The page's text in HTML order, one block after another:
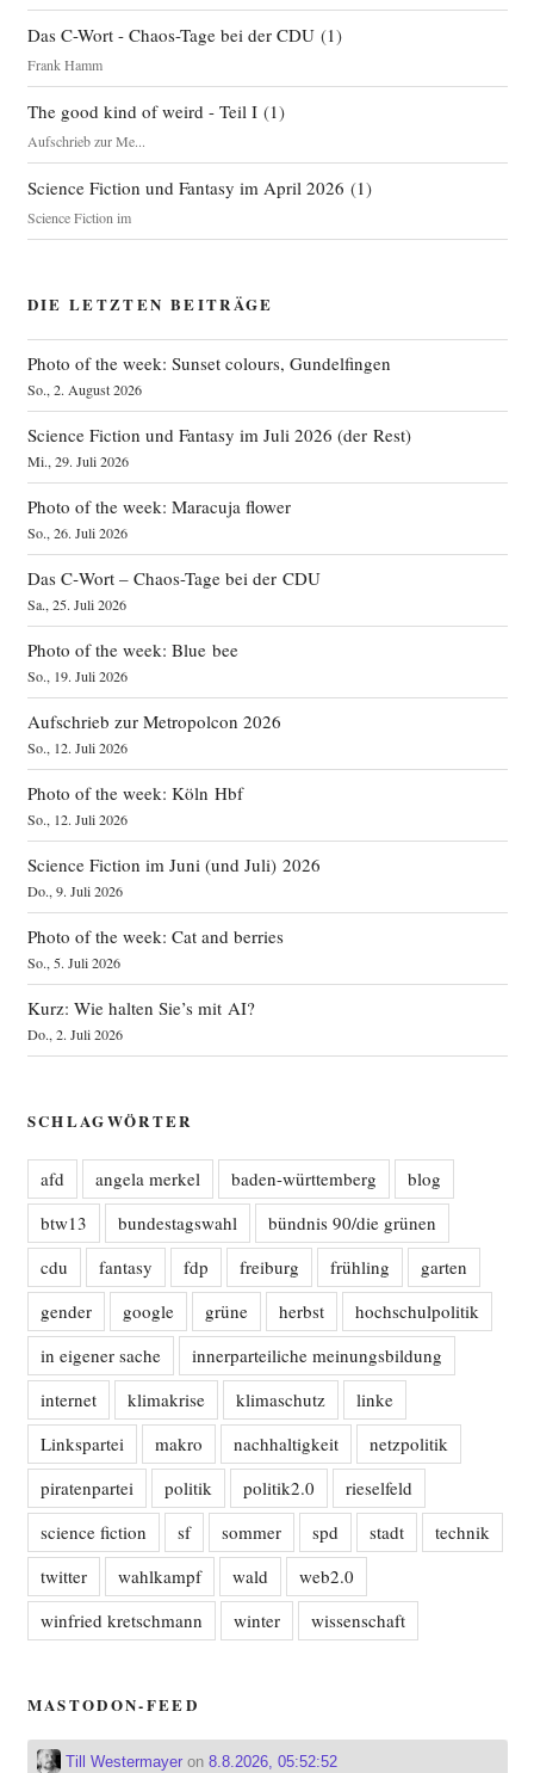
Das C-Wort - Chaos-Tage bei der CDU(1)
Frank Hamm
The good kind of weird - Teil I(1)
Aufschrieb zur Me...
Science Fiction und Fantasy im April 2026 (1)
Science Fiction im
DIE LETZTEN BEITRÄGE
Photo of the week: Sunset colours, Gundelfingen
So., 2. August 2026
Science Fiction und Fantasy im Juli 2026 (der Rest)
Mi., 29. Juli 2026
Photo of the week: Maracuja flower
So., 26. Juli 2026
Das C‑Wort – Chaos-Tage bei der CDU
Sa., 25. Juli 2026
Photo of the week: Blue bee
So., 19. Juli 2026
Aufschrieb zur Metropolcon 2026
So., 12. Juli 2026
Photo of the week: Köln Hbf
So., 12. Juli 2026
Science Fiction im Juni (und Juli) 2026
Do., 9. Juli 2026
Photo of the week: Cat and berries
So., 5. Juli 2026
Kurz: Wie halten Sie’s mit AI?
Do., 2. Juli 2026
SCHLAGWÖRTER
afd angela merkel baden-württemberg
blog
btw13
bundestagswahl
bündnis 90/die grünen
cdu
fantasy fdp freiburg frühling
garten
gender
google grüne herbst
hochschulpolitik
in eigener sache
innerparteiliche meinungsbildung
internet
klimakrise klimaschutz
linke
Linkspartei
makro nachhaltigkeit
netzpolitik
piratenpartei
politik politik2.0
rieselfeld
science fiction
sf sommer spd stadt
technik
twitter
wahlkampf wald
web2.0
winfried kretschmann
winter wissenschaft
MASTODON-FEED
Till Westermayeron 8.8.2026, 05:52:52